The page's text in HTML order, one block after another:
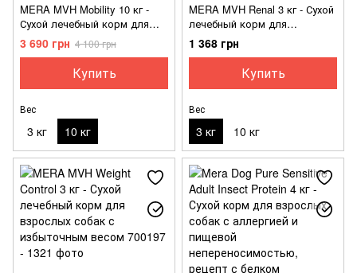
MERA MVH Mobility 10 кг -
Сухой лечебный корм для
взрослых собак при
заболеваниях опорно-
двигательной системы
3 690 грн 4 100 грн
Купить
Вес
3 кг 10 кг
MERA MVH Renal 3 кг - Сухой
лечебный корм для
взрослых собак при
болезнях почек
1 368 грн
Купить
Вес
3 кг 10 кг